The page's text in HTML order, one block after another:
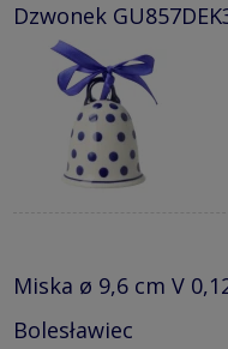
Dzwonek
Miska ø 9,6 cm V
Bolesławiec